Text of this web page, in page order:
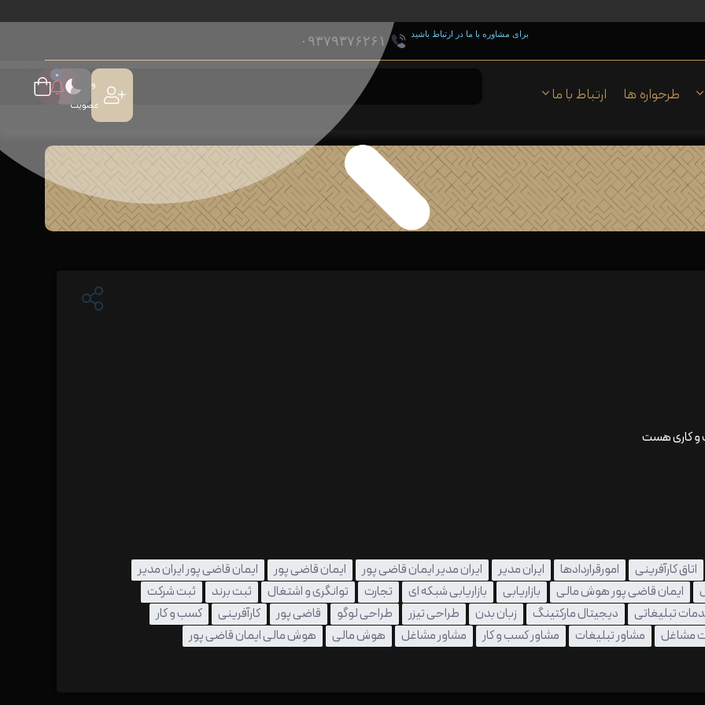
برای مشاوره با ما در ارتباط باشید ۰۹۳۷۹۳۷۶۲۶۱
طرحواره ها ارتباط با ما
ورود /
عضویت
0
و کاری هست
اتاق کارآفرینی امورقراردادها ایران مدیر ایران مدیر ایمان قاضی پور ایمان قاضی پور
ایمان قاضی پور ایران مدیر
ایمان قاضی پور هوش مالی بازاریابی بازاریابی شبکه ای تجارت توانگری و اشتغال ثبت برند
ثبت شرکت
تبلیغاتی دیجیتال مارکتینگ زبان بدن طراحی تیزر طراحی لوگو قاضی پور کارآفرینی
کسب و کار
مشاغل مشاور تبلیغات مشاور کسب و کار مشاور مشاغل هوش مالی
هوش مالی ایمان قاضی پور